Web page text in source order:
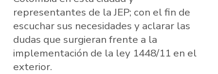
representantes de la JEP; con el fin de
escuchar sus necesidades y aclarar las
dudas que surgieran frente a la
implementación de la ley 1448/11 en el
exterior.